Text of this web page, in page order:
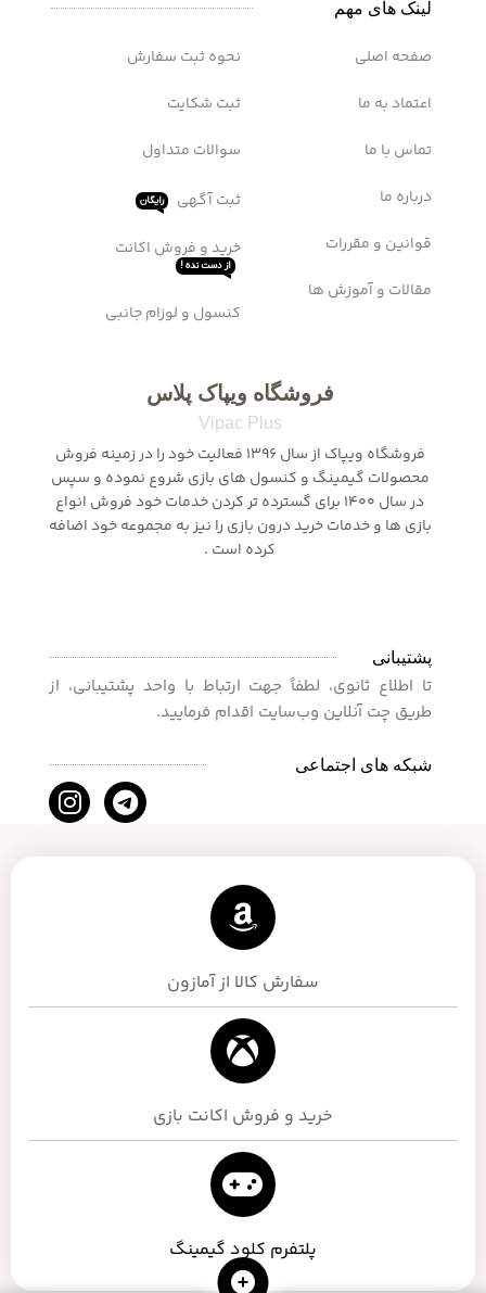
لینک های مهم
صفحه اصلی
اعتماد به ما
تماس با ما
درباره ما
قوانین و مقررات
مقالات و آموزش ها
نحوه ثبت سفارش
ثبت شکایت
سوالات متداول
ثبت آگهی رایگان
خرید و فروش اکانت
از دست نده !
کنسول و لوزام جانبی
فروشگاه ویپاک پلاس
Vipac Plus
فروشگاه ویپاک از سال 1396 فعالیت خود را در زمینه فروش
محصولات گیمینگ و کنسول های بازی شروع نموده و سپس
در سال 1400 برای گسترده تر کردن خدمات خود فروش انواع
بازی ها و خدمات خرید درون بازی را نیز به مجموعه خود اضافه
کرده است .
پشتیبانی
تا اطلاع ثانوی، لطفاً جهت ارتباط با واحد پشتیبانی، از
طریق چت آنلاین وب‌سایت اقدام فرمایید.
شبکه های اجتماعی
سفارش کالا از آمازون
خرید و فروش اکانت بازی
پلتفرم کلود گیمینگ